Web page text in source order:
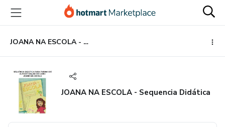
para
conteúdo
principal
para
pagamento
para
rodapé
JOANA NA ESCOLA - Sequencia Didática
JOANA NA ESCOLA - Sequencia Didática